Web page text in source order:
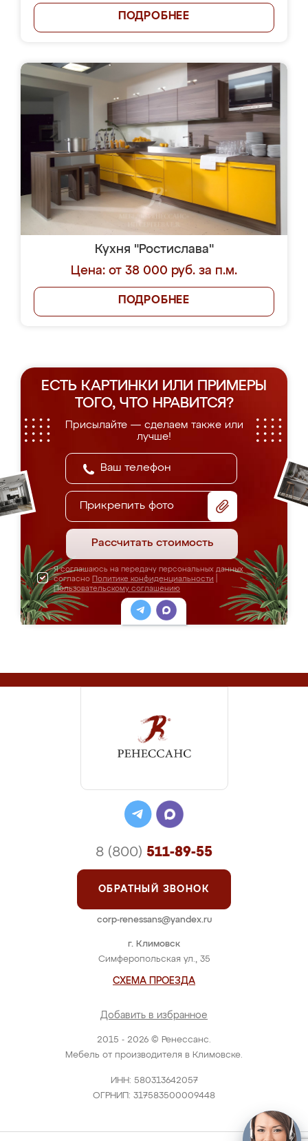
ПОДРОБНЕЕ
Кухня "Ростислава"
Цена: от 38 000 руб. за п.м.
ПОДРОБНЕЕ
ЕСТЬ КАРТИНКИ ИЛИ ПРИМЕРЫ
ТОГО, ЧТО НРАВИТСЯ?
Присылайте — сделаем также или
лучше!
Прикрепить фото
Рассчитать стоимость
Я соглашаюсь на передачу персональных данных
согласно Политике конфиденциальности
Пользовательскому соглашению
2015 - 2026 © Ренессанс.
Мебель от производителя в Климовске.
ИНН: 580313642057
ОГРНИП: 317583500009448
г. Климовск
Симферопольская ул., 35
СХЕМА ПРОЕЗДА
Добавить в избранное
8 (800) 511-89-55
ОБРАТНЫЙ ЗВОНОК
corp-renessans@yandex.ru